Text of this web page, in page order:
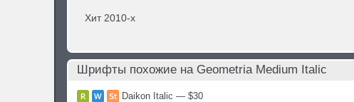
Хит 2010-х
Шрифты похожие на Geometria Medium Italic
Daikon Italic — $30